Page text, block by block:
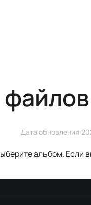
Дата обновления:
альбом. Если